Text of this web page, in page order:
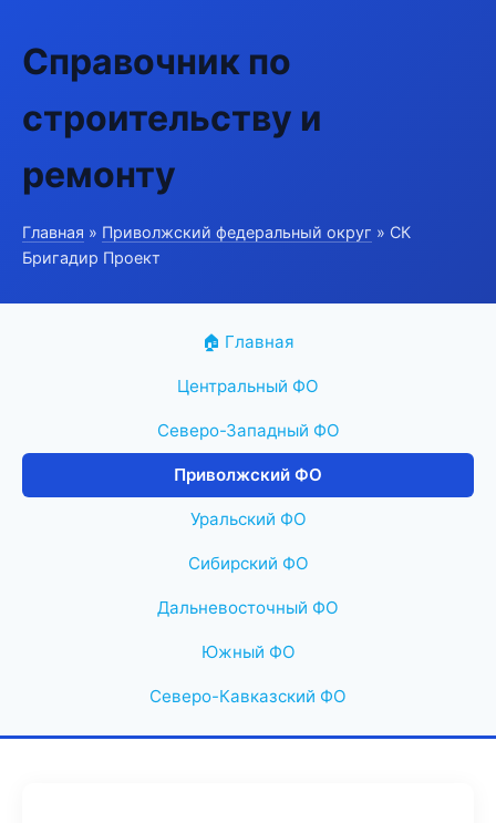
Справочник по
строительству и
ремонту
Главная » Приволжский федеральный округ » СК
Бригадир Проект
🏠 Главная
Центральный ФО
Северо-Западный ФО
Приволжский ФО
Уральский ФО
Сибирский ФО
Дальневосточный ФО
Южный ФО
Северо-Кавказский ФО